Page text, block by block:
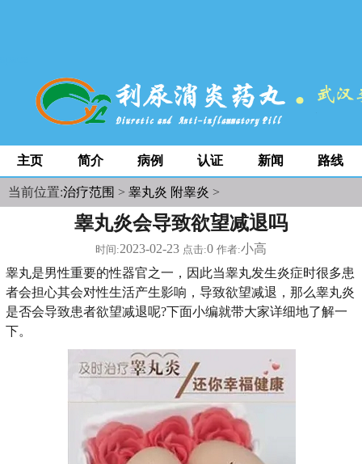
主页 简介 病例 认证 新闻 路线
当前位置:治疗范围 > 睾丸炎 附睾炎 >
睾丸炎会导致欲望减退吗
时间:2023-02-23 点击:0 作者:小高
睾丸是男性重要的性器官之一，因此当睾丸发生炎症时很多患
者会担心其会对性生活产生影响，导致欲望减退，那么睾丸炎
是否会导致患者欲望减退呢?下面小编就带大家详细地了解一
下。